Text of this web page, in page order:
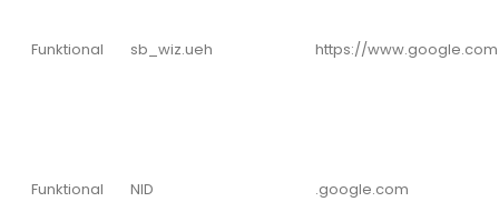
Funktional sb_wiz.ueh https://www.google.com
Funktional NID .google.com